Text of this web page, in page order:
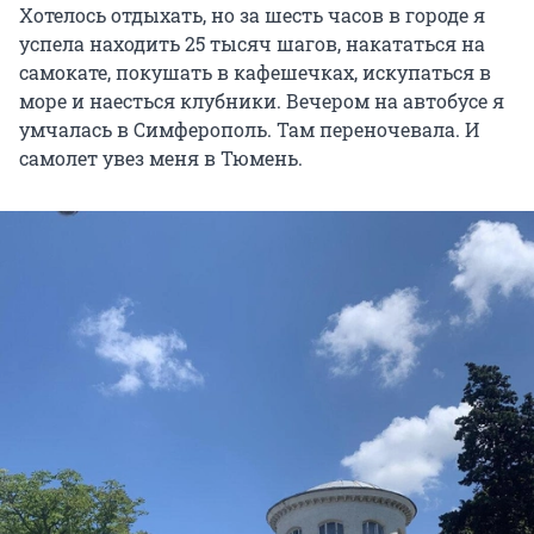
Хотелось отдыхать, но за шесть часов в городе я
успела находить 25 тысяч шагов, накататься на
самокате, покушать в кафешечках, искупаться в
море и наесться клубники. Вечером на автобусе я
умчалась в Симферополь. Там переночевала. И
самолет увез меня в Тюмень.